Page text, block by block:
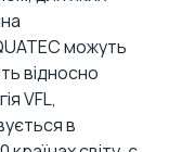
можуть
відносно
VFL,
в